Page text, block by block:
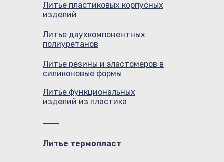
Литье пластиковых корпусных
изделий
Литье двухкомпонентных
полиуретанов
Литье резины и эластомеров в
силиконовые формы
Литье функциональных
изделий из пластика
Литье термопласт